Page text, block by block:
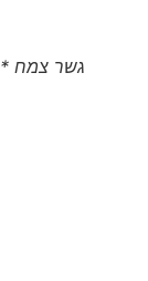
גשר צמח *9924 צ׳יטו טיגו 8 פרו המותג הסיני הגיע לצפון